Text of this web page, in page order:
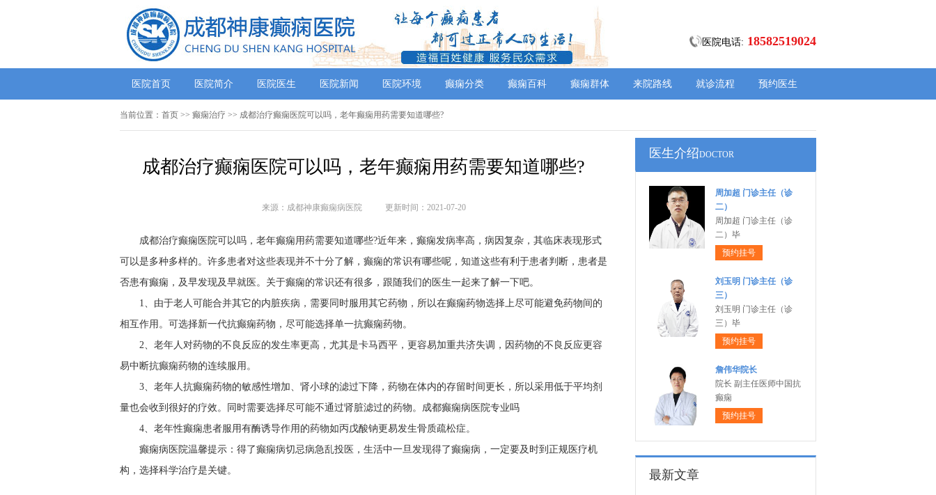
医院电话: 18582519024
医院首页 医院简介 医院医生 医院新闻 医院环境 癫痫分类 癫痫百科 癫痫群体 来院路线 就诊流程 预约医生
当前位置： 首页 >> 癫痫治疗 >> 成都治疗癫痫医院可以吗，老年癫痫用药需要知道哪些?
成都治疗癫痫医院可以吗，老年癫痫用药需要知道哪些?
来源：成都神康癫痫病医院 更新时间：2021-07-20
成都治疗癫痫医院可以吗，老年癫痫用药需要知道哪些?近年来，癫痫发病率高，病因复杂，其临床表现形式
可以是多种多样的。许多患者对这些表现并不十分了解，癫痫的常识有哪些呢，知道这些有利于患者判断，患者是
否患有癫痫，及早发现及早就医。关于癫痫的常识还有很多，跟随我们的医生一起来了解一下吧。
1、由于老人可能合并其它的内脏疾病，需要同时服用其它药物，所以在癫痫药物选择上尽可能避免药物间的
相互作用。可选择新一代抗癫痫药物，尽可能选择单一抗癫痫药物。
2、老年人对药物的不良反应的发生率更高，尤其是卡马西平，更容易加重共济失调，因药物的不良反应更容
易中断抗癫痫药物的连续服用。
3、老年人抗癫痫药物的敏感性增加、肾小球的滤过下降，药物在体内的存留时间更长，所以采用低于平均剂
量也会收到很好的疗效。同时需要选择尽可能不通过肾脏滤过的药物。 成都癫痫病医院专业吗
4、老年性癫痫患者服用有酶诱导作用的药物如丙戊酸钠更易发生骨质疏松症。
癫痫病医院温馨提示：得了癫痫病切忌病急乱投医，生活中一旦发现得了癫痫病，一定要及时到正规医疗机
构，选择科学治疗是关键。
医生介绍DOCTOR
周加超 门诊主任（诊
二）
周加超 门诊主任（诊
二）毕
预约挂号
刘玉明 门诊主任（诊
三）
刘玉明 门诊主任（诊
三）毕
预约挂号
詹伟华院长
院长 副主任医师中国抗
癫痫
预约挂号
最新文章